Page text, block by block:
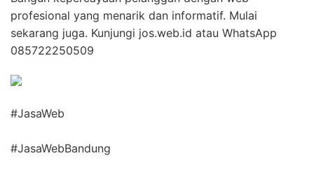
profesional yang menarik dan informatif. Mulai
sekarang juga. Kunjungi jos.web.id atau WhatsApp
085722250509
#JasaWeb
#JasaWebBandung